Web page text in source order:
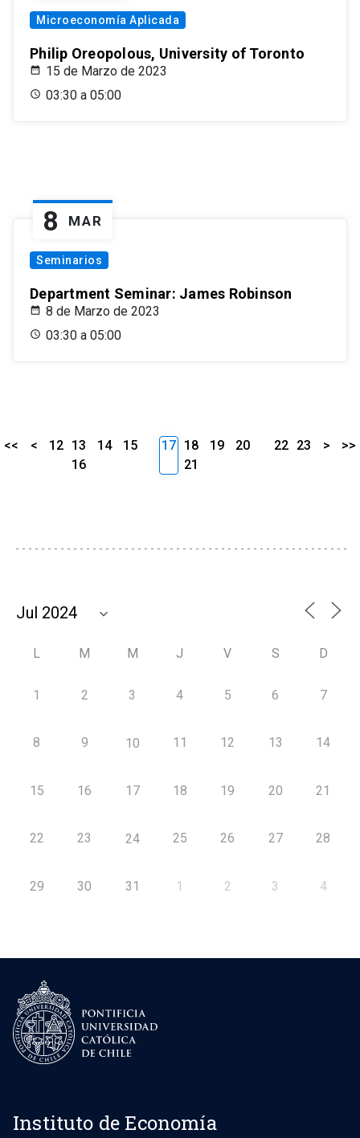
Microeconomía Aplicada
Philip Oreopolous, University of Toronto
15 de Marzo de 2023
03:30 a 05:00
8 MAR
Seminarios
Department Seminar: James Robinson
8 de Marzo de 2023
03:30 a 05:00
<< < 12 13 14
15
16
17 18 19
20
21
22 23 > >>
L M M J V S D
1 2 3 4 5 6 7
8 9 10 11 12 13 14
15 16 17 18 19 20 21
22 23 24 25 26 27 28
29 30 31 1 2 3 4
Instituto de Economía